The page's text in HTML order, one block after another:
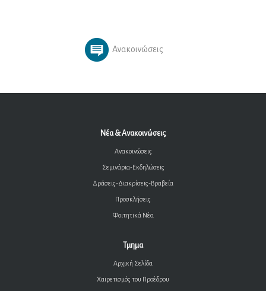
Ανακοινώσεις
Νέα & Ανακοινώσεις
Ανακοινώσεις
Σεμινάρια-Εκδηλώσεις
Δράσεις-Διακρίσεις-Βραβεία
Προσκλήσεις
Φοιτητικά Νέα
Τμημα
Αρχική Σελίδα
Χαιρετισμός του Προέδρου